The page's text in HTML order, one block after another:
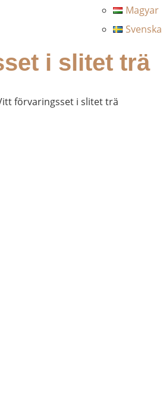
Magyar
Svenska
i slitet trä
förvaringsset i slitet trä